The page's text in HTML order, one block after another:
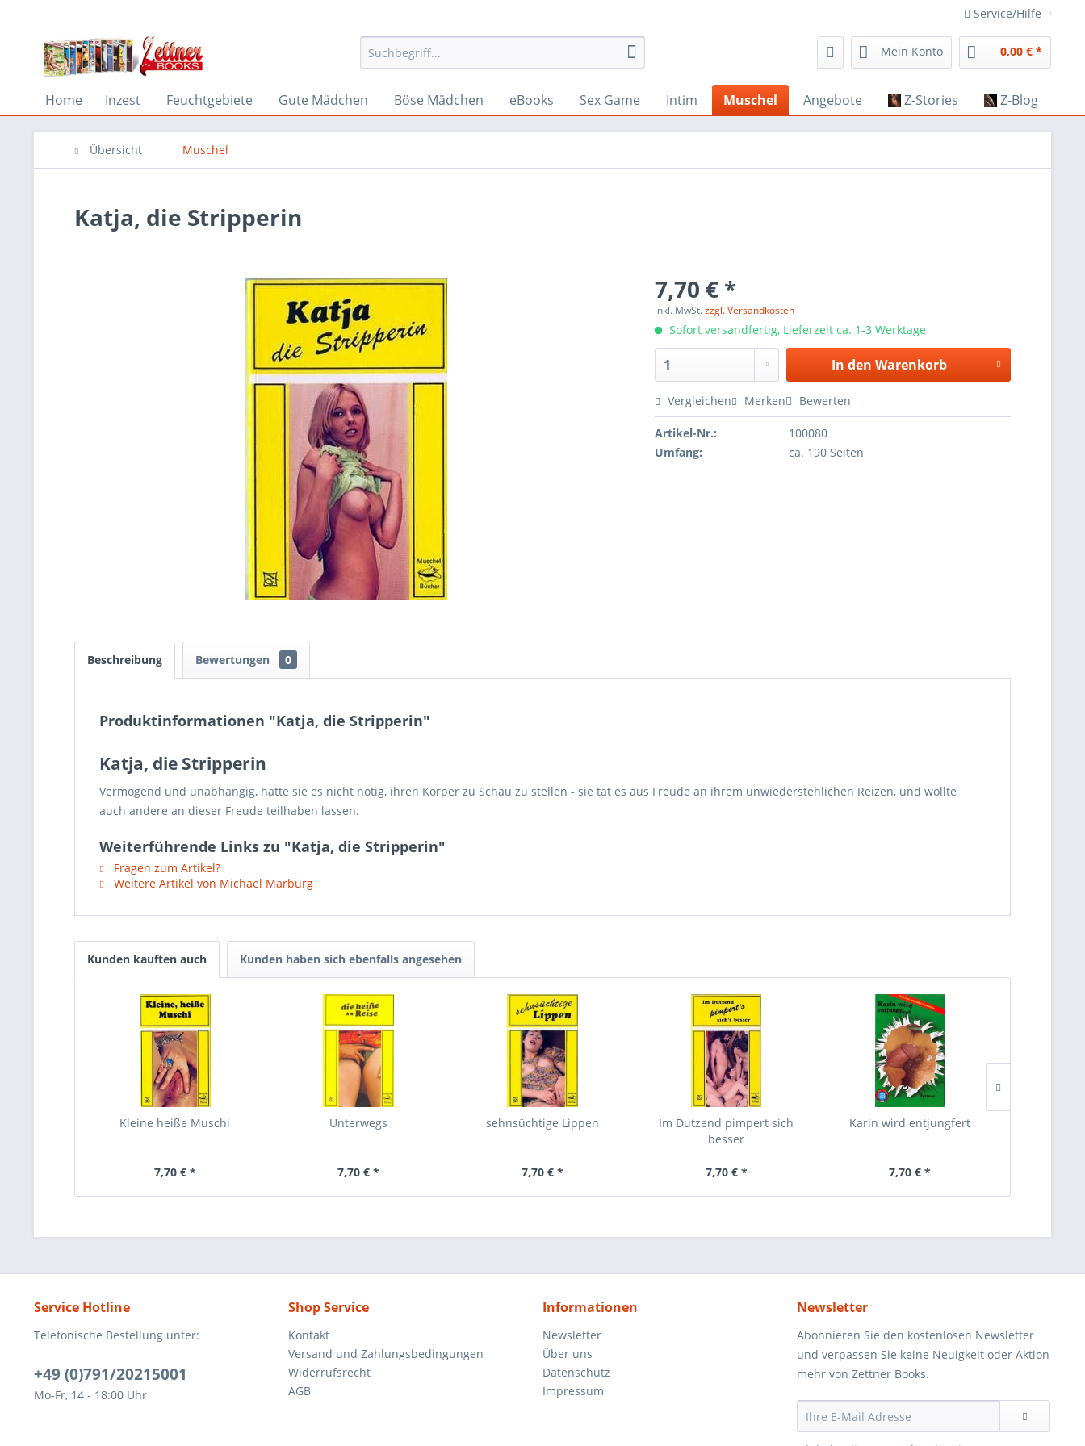
Service/Hilfe
Mein Konto 0,00 € *
Home Inzest Feuchtgebiete Gute Mädchen Böse Mädchen eBooks Sex Game Intim Muschel Angebote Z-Stories Z-Blog
Übersicht Muschel
Katja, die Stripperin
7,70 € *
inkl. MwSt.zzgl. Versandkosten
Sofort versandfertig, Lieferzeit ca. 1-3 Werktage
In den Warenkorb
Vergleichen Merken Bewerten
Artikel-Nr.:
100080
Umfang:
ca. 190 Seiten
Beschreibung Bewertungen 0
Produktinformationen "Katja, die Stripperin"
Katja, die Stripperin
Vermögend und unabhängig, hatte sie es nicht nötig, ihren Körper zu Schau zu stellen - sie tat es aus Freude an ihrem unwiederstehlichen Reizen, und wollte
auch andere an dieser Freude teilhaben lassen.
Weiterführende Links zu "Katja, die Stripperin"
Fragen zum Artikel?
Weitere Artikel von Michael Marburg
Kunden kauften auch Kunden haben sich ebenfalls angesehen
Kleine heiße Muschi
7,70 € *
Unterwegs
7,70 € *
sehnsüchtige Lippen
7,70 € *
Im Dutzend pimpert sich
besser
7,70 € *
Karin wird entjungfert
7,70 € *
Service Hotline
Telefonische Bestellung unter:
+49 (0)791/20215001
Mo-Fr, 14 - 18:00 Uhr
Shop Service
Kontakt
Versand und Zahlungsbedingungen
Widerrufsrecht
AGB
Informationen
Newsletter
Über uns
Datenschutz
Impressum
Newsletter
Abonnieren Sie den kostenlosen Newsletter
und verpassen Sie keine Neuigkeit oder Aktion
mehr von Zettner Books.